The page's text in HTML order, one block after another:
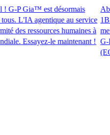
Gia™ est désormais
L'IA agentique au service
ressources humaines à
Essayez-le maintenant !​​
1B.
G-P